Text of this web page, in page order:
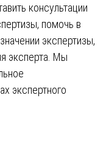
консультации
помочь в
экспертизы,
эксперта. Мы
экспертного